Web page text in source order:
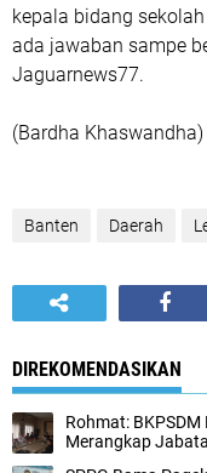
kepala bidang
ada jawaban sampe
Jaguarnews77.
(Bardha Khaswandha)
Banten Daerah
DIREKOMENDASIKAN
Rohmat:
Merangkap